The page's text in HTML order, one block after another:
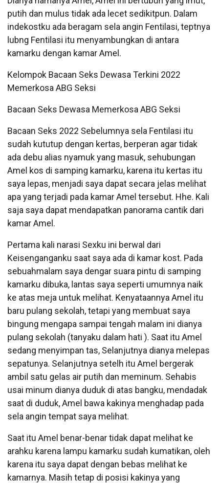
putih dan mulus tidak ada lecet sedikitpun. Dalam
indekostku ada beragam sela angin Fentilasi, teptnya
lubng Fentilasi itu menyambungkan di antara
kamarku dengan kamar Amel.
Kelompok Bacaan Seks Dewasa Terkini 2022
Memerkosa ABG Seksi
Bacaan Seks Dewasa Memerkosa ABG Seksi
Bacaan Seks 2022 Sebelumnya sela Fentilasi itu
sudah kututup dengan kertas, berperan agar tidak
ada debu alias nyamuk yang masuk, sehubungan
Amel kos di samping kamarku, karena itu kertas itu
saya lepas, menjadi saya dapat secara jelas melihat
apa yang terjadi pada kamar Amel tersebut. Hhe. Kali
saja saya dapat mendapatkan panorama cantik dari
kamar Amel.
Pertama kali narasi Sexku ini berwal dari
Keisenganganku saat saya ada di kamar kost. Pada
sebuahmalam saya dengar suara pintu di samping
kamarku dibuka, lantas saya seperti umumnya naik
ke atas meja untuk melihat. Kenyataannya Amel itu
baru pulang sekolah, tetapi yang membuat saya
bingung mengapa sampai tengah malam ini dianya
pulang sekolah (tanyaku dalam hati ). Saat itu Amel
sedang menyimpan tas, Selanjutnya dianya melepas
sepatunya. Selanjutnya setelh itu Amel bergerak
ambil satu gelas air putih dan meminum. Sehabis
usai minum dianya duduk di atas bangku, mendadak
saat di duduk, Amel bawa kakinya menghadap pada
sela angin tempat saya melihat.
Saat itu Amel benar-benar tidak dapat melihat ke
arahku karena lampu kamarku sudah kumatikan, oleh
karena itu saya dapat dengan bebas melihat ke
kamarnya. Masih tetap di posisi kakinya yang